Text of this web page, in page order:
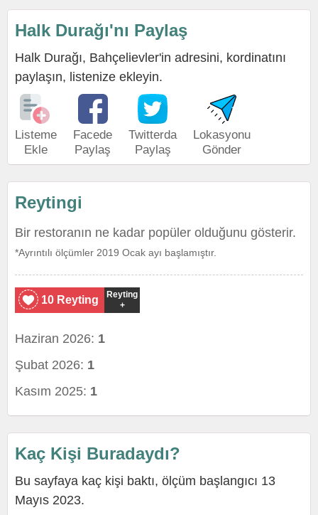
Halk Durağı'nı Paylaş
Halk Durağı, Bahçelievler'in adresini, kordinatını
paylaşın, listenize ekleyin.
Listeme
Ekle
Facede
Paylaş
Twitterda
Paylaş
Lokasyonu
Gönder
Reytingi
Bir restoranın ne kadar popüler olduğunu gösterir.
*Ayrıntılı ölçümler 2019 Ocak ayı başlamıştır.
10 Reyting
Reyting
+
Haziran 2026: 1
Şubat 2026: 1
Kasım 2025: 1
Kaç Kişi Buradaydı?
Bu sayfaya kaç kişi baktı, ölçüm başlangıcı 13
Mayıs 2023.